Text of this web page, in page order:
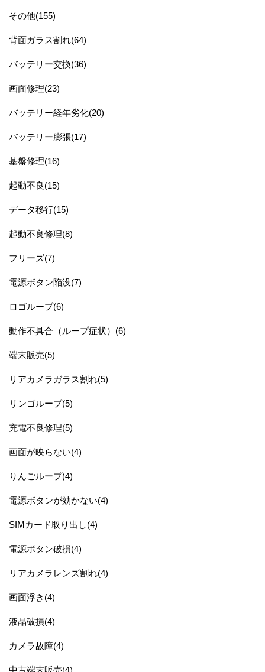
その他(155)
背面ガラス割れ(64)
バッテリー交換(36)
画面修理(23)
バッテリー経年劣化(20)
バッテリー膨張(17)
基盤修理(16)
起動不良(15)
データ移行(15)
起動不良修理(8)
フリーズ(7)
電源ボタン陥没(7)
ロゴループ(6)
動作不具合（ループ症状）(6)
端末販売(5)
リアカメラガラス割れ(5)
リンゴループ(5)
充電不良修理(5)
画面が映らない(4)
りんごループ(4)
電源ボタンが効かない(4)
SIMカード取り出し(4)
電源ボタン破損(4)
リアカメラレンズ割れ(4)
画面浮き(4)
液晶破損(4)
カメラ故障(4)